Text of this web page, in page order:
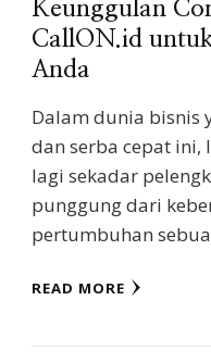
Keunggulan
CallON.id
Anda
Dalam dunia bisnis
dan serba cepat ini,
lagi sekadar
punggung dari
pertumbuhan
READ MORE